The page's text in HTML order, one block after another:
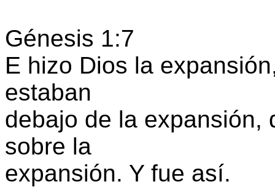
Génesis 1:7
E hizo Dios la
estaban
debajo de la expansión,
sobre la
expansión. Y fue así.